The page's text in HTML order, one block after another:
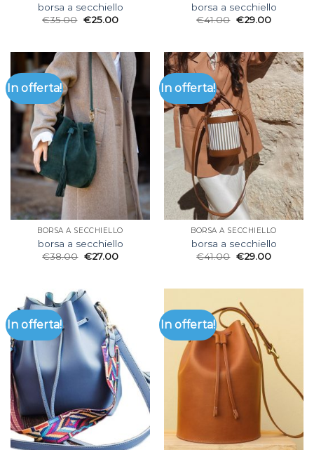
borsa a secchiello
€35.00 €25.00
borsa a secchiello
€41.00 €29.00
In offerta!
BORSA A SECCHIELLO
borsa a secchiello
€38.00 €27.00
In offerta!
BORSA A SECCHIELLO
borsa a secchiello
€41.00 €29.00
In offerta! In offerta!